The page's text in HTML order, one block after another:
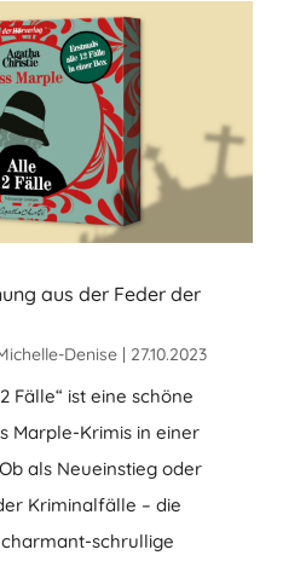
aus der Feder der
Denise| 27.10.2023
Fälle“ ist eine schöne
Marple-Krimis in einer
als Neueinstieg oder
Kriminalfälle – die
schrullige